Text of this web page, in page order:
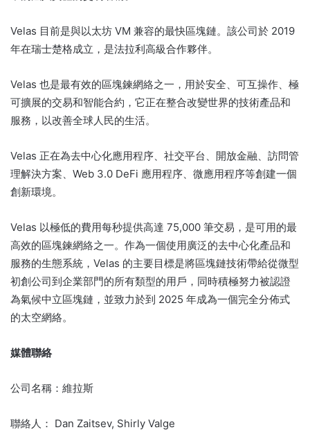
Velas 目前是與以太坊 VM 兼容的最快區塊鏈。 該公司於 2019
年在瑞士楚格成立，是法拉利高級合作夥伴。
Velas 也是最有效的區塊鍊網絡之一，用於安全、可互操作、極
可擴展的交易和智能合約，它正在整合改變世界的技術產品和
服務，以改善全球人民的生活。
Velas 正在為去中心化應用程序、社交平台、開放金融、訪問管
理解決方案、Web 3.0 DeFi 應用程序、微應用程序等創建一個
創新環境。
Velas 以極低的費用每秒提供高達 75,000 筆交易，是可用的最
高效的區塊鍊網絡之一。 作為一個使用廣泛的去中心化產品和
服務的生態系統，Velas 的主要目標是將區塊鏈技術帶給從微型
初創公司到企業部門的所有類型的用戶，同時積極努力被認證
為氣候中立區塊鏈，並致力於到 2025 年成為一個完全分佈式
的太空網絡。
媒體聯絡
公司名稱：維拉斯
聯絡人： Dan Zaitsev, Shirly Valge